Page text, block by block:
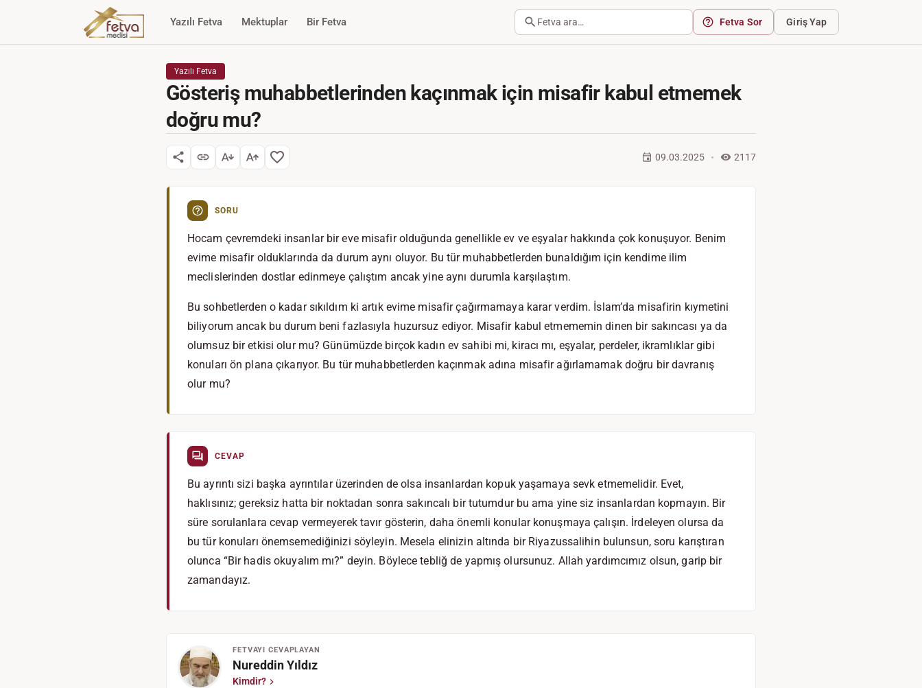
Yazılı Fetva Mektuplar Bir Fetva Fetva ara… Fetva Sor Giriş Yap
Yazılı Fetva
Gösteriş muhabbetlerinden kaçınmak için misafir kabul etmemek
doğru mu?
09.03.2025 2117
SORU
Hocam çevremdeki insanlar bir eve misafir olduğunda genellikle ev ve eşyalar hakkında çok konuşuyor. Benim
evime misafir olduklarında da durum aynı oluyor. Bu tür muhabbetlerden bunaldığım için kendime ilim
meclislerinden dostlar edinmeye çalıştım ancak yine aynı durumla karşılaştım.
Bu sohbetlerden o kadar sıkıldım ki artık evime misafir çağırmamaya karar verdim. İslam’da misafirin kıymetini
biliyorum ancak bu durum beni fazlasıyla huzursuz ediyor. Misafir kabul etmememin dinen bir sakıncası ya da
olumsuz bir etkisi olur mu? Günümüzde birçok kadın ev sahibi mi, kiracı mı, eşyalar, perdeler, ikramlıklar gibi
konuları ön plana çıkarıyor. Bu tür muhabbetlerden kaçınmak adına misafir ağırlamamak doğru bir davranış
olur mu?
CEVAP
Bu ayrıntı sizi başka ayrıntılar üzerinden de olsa insanlardan kopuk yaşamaya sevk etmemelidir. Evet,
haklısınız; gereksiz hatta bir noktadan sonra sakıncalı bir tutumdur bu ama yine siz insanlardan kopmayın. Bir
süre sorulanlara cevap vermeyerek tavır gösterin, daha önemli konular konuşmaya çalışın. İrdeleyen olursa da
bu tür konuları önemsemediğinizi söyleyin. Mesela elinizin altında bir Riyazussalihin bulunsun, soru karıştıran
olunca “Bir hadis okuyalım mı?” deyin. Böylece tebliğ de yapmış olursunuz. Allah yardımcımız olsun, garip bir
zamandayız.
FETVAYI CEVAPLAYAN
Nureddin Yıldız
Kimdir?